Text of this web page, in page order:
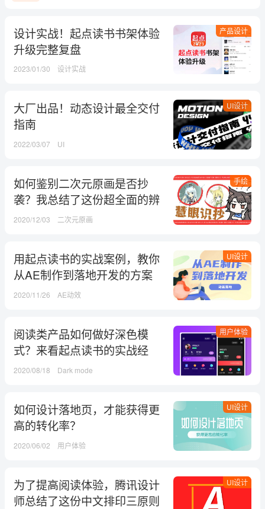
产品设计
设计实战！起点读书书架体验
升级完整复盘
设计实战
2023/01/30
UI设计
大厂出品！动态设计最全交付
指南
UI
2022/03/07
手绘
如何鉴别二次元原画是否抄
袭？我总结了这份超全面的辨
识技巧
二次元原画
2020/12/03
UI设计
用起点读书的实战案例，教你
从AE制作到落地开发的方案
AE动效
2020/11/26
用户体验
阅读类产品如何做好深色模
式？来看起点读书的实战经
验！
Dark mode
2020/08/18
UI设计
如何设计落地页，才能获得更
高的转化率？
用户体验
2020/06/02
UI设计
为了提高阅读体验，腾讯设计
师总结了这份中文排印三原则